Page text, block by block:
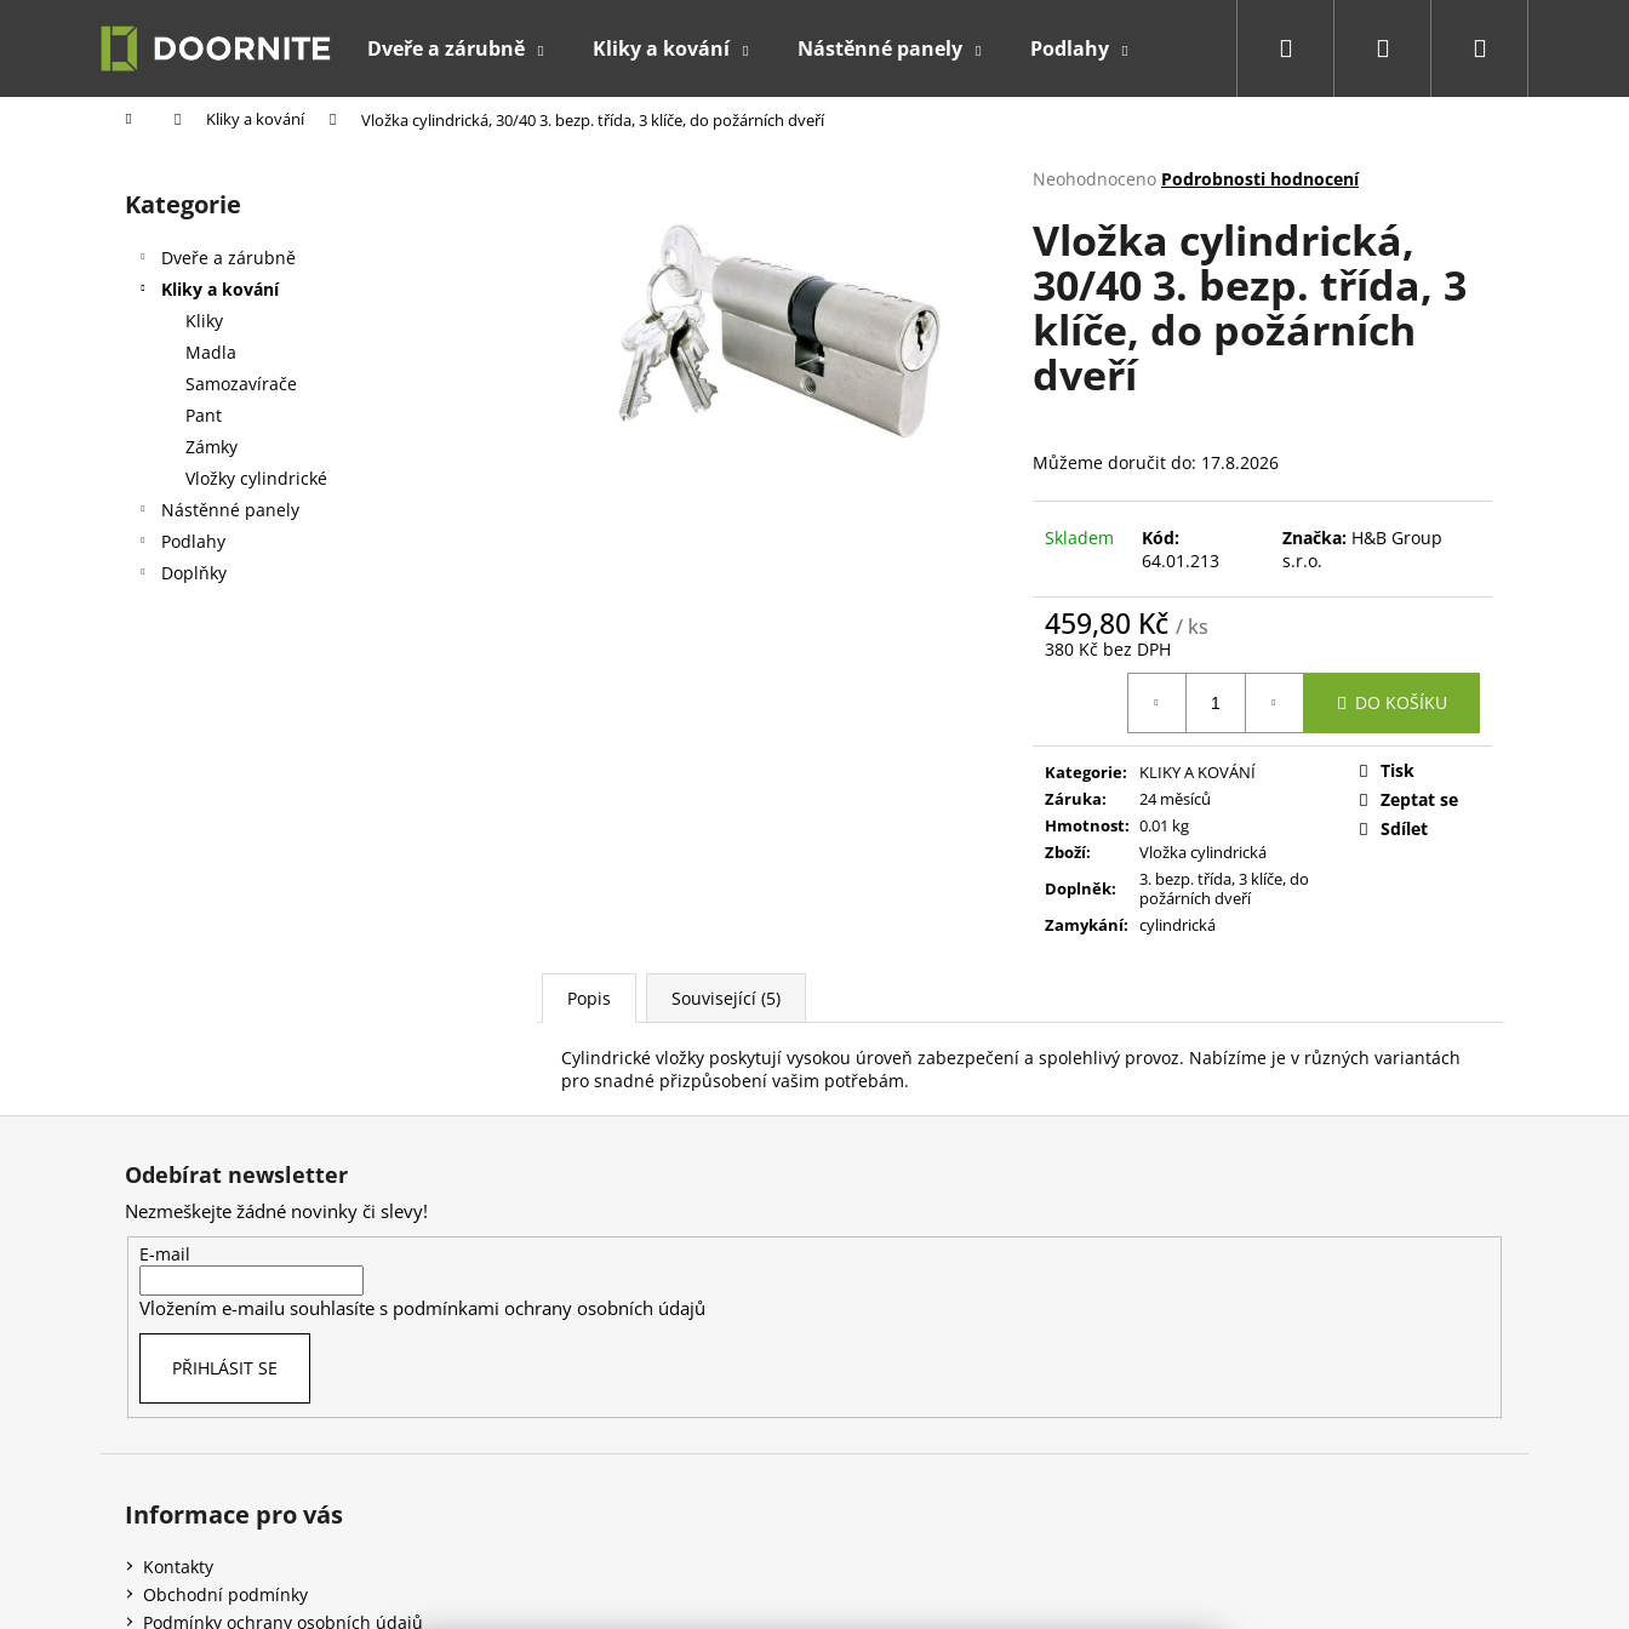
Dveře a zárubně Kliky a kování Nástěnné panely Podlahy Přihlášení
Domů Kliky a kování Vložka cylindrická, 30/40 3. bezp. třída, 3 klíče, do požárních dveří
Přeskočit
kategorie
Kategorie
Dveře a zárubně
Kliky a kování
Kliky
Madla
Samozavírače
Pant
Zámky
Vložky cylindrické
Nástěnné panely
Podlahy
Doplňky
Průměrné
produktu
je
0,0
z
5
hvězdiček.
Neohodnoceno Podrobnosti hodnocení
Vložka cylindrická,
30/40 3. bezp. třída, 3
klíče, do požárních
dveří
Můžeme doručit do: 17.8.2026
Skladem
Kód:
64.01.213
Značka: H&B Group
s.r.o.
459,80 Kč / ks
380 Kč bez DPH
DO KOŠÍKU
Kategorie:
KLIKY A KOVÁNÍ
Záruka:
24 měsíců
Hmotnost: 0.01 kg
Zboží:
Vložka cylindrická
Doplněk:
3. bezp. třída, 3 klíče, do
požárních dveří
Zamykání: cylindrická
Tisk
Zeptat se
Sdílet
Popis Související (5)
Cylindrické vložky poskytují vysokou úroveň zabezpečení a spolehlivý provoz. Nabízíme je v různých variantách
pro snadné přizpůsobení vašim potřebám.
í
Zpět
do
Zpět
do
Co potřebujete najít?
Doporučujeme
Z
Odebírat newsletter
Nezmeškejte žádné novinky či slevy!
E-mail
Vložením e-mailu souhlasíte s podmínkami ochrany osobních údajů
PŘIHLÁSIT SE
Informace pro vás
Kontakty
Obchodní podmínky
Podmínky ochrany osobních údajů